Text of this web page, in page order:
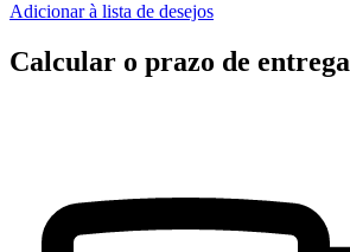
Adicionar à lista de desejos
Calcular o prazo de entrega